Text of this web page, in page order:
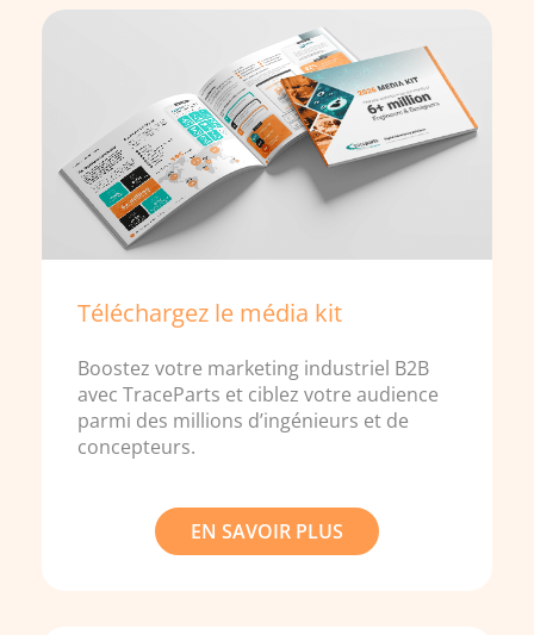
Téléchargez le média kit
Boostez votre marketing industriel B2B
avec TraceParts et ciblez votre audience
parmi des millions d’ingénieurs et de
concepteurs.
EN SAVOIR PLUS